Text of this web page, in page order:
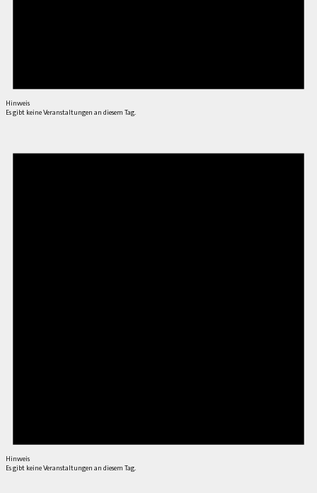
Hinweis
Es gibt keine Veranstaltungen an diesem Tag.
Hinweis
Es gibt keine Veranstaltungen an diesem Tag.